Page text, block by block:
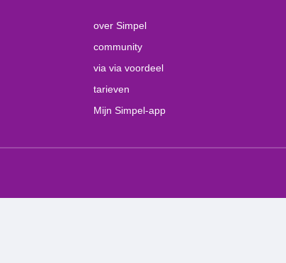
over Simpel
community
via via voordeel
tarieven
Mijn Simpel-app